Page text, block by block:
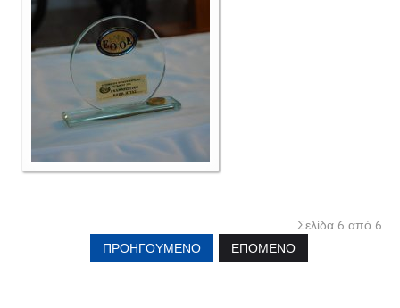
Σελίδα 6 από 6
ΠΡΟΗΓΟΎΜΕΝΟ
ΕΠΌΜΕΝΟ